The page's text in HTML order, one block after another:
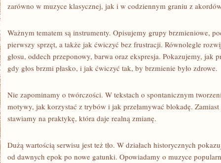
zarówno w muzyce klasycznej, jak i w codziennym graniu z
Ważnym tematem są instrumenty. Opisujemy grupy brzmieniowe,
pierwszy sprzęt, a także jak ćwiczyć bez frustracji. Równolegle
głosu, oddech przeponowy, barwa oraz ekspresja. Pokazujemy, jak
gdy głos brzmi płasko, i jak ćwiczyć tak, by brzmienie było zdrowe.
Nie zapominamy o twórczości. W tekstach o spontanicznym
motywy, jak korzystać z trybów i jak przełamywać blokadę.
stawiamy na praktykę, która daje realną zmianę.
Dużą wartością serwisu jest też tło. W działach historycznych
od dawnych epok po nowe gatunki. Opowiadamy o muzyce